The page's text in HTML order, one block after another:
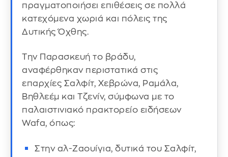
πραγματοποιήσει επιθέσεις σε πολλά
κατεχόμενα χωριά και πόλεις της
Δυτικής Όχθης.
Την Παρασκευή το βράδυ,
αναφέρθηκαν περιστατικά στις
επαρχίες Σαλφίτ, Χεβρώνα, Ραμάλα,
Βηθλεέμ και Τζενίν, σύμφωνα με το
παλαιστινιακό πρακτορείο ειδήσεων
Wafa, όπως:
Στην αλ-Ζαουίγια, δυτικά του Σαλφίτ,